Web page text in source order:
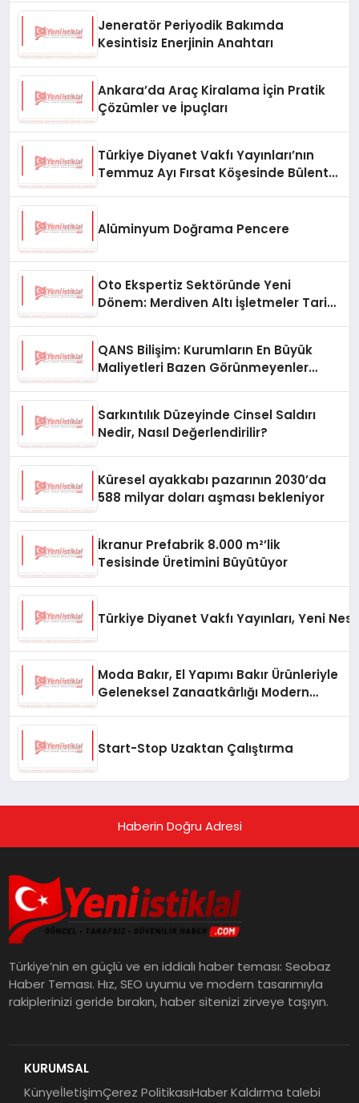
Jeneratör Periyodik Bakımda
Kesintisiz Enerjinin Anahtarı
Ankara’da Araç Kiralama İçin Pratik
Çözümler ve İpuçları
Türkiye Diyanet Vakfı Yayınları’nın
Temmuz Ayı Fırsat Köşesinde Bülent
Alüminyum Doğrama Pencere
Oto Ekspertiz Sektöründe Yeni
Dönem: Merdiven Altı İşletmeler Tarih
QANS Bilişim: Kurumların En Büyük
Maliyetleri Bazen Görünmeyenler
Sarkıntılık Düzeyinde Cinsel Saldırı
Nedir, Nasıl Değerlendirilir?
Küresel ayakkabı pazarının 2030’da
588 milyar doları aşması bekleniyor
İkranur Prefabrik 8.000 m²’lik
Tesisinde Üretimini Büyütüyor
Türkiye Diyanet Vakfı Yayınları, Yeni
Moda Bakır, El Yapımı Bakır Ürünleriyle
Geleneksel Zanaatkârlığı Modern
Start-Stop Uzaktan Çalıştırma
Haberin Doğru Adresi
Türkiye’nin en güçlü ve en iddialı haber teması: Seobaz
Haber Teması. Hız, SEO uyumu ve modern tasarımıyla
rakiplerinizi geride bırakın, haber sitenizi zirveye taşıyın.
KURUMSAL
KünyeİletişimÇerez PolitikasıHaber Kaldırma talebi